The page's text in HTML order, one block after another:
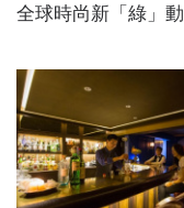
全球時尚新「綠」動